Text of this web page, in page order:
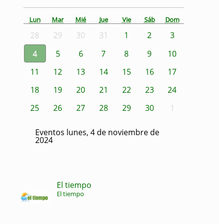
Lun Mar Mié Jue Vie Sáb Dom
28 29 30 31 1 2
3
4
5 6 7 8 9
10
11
12 13 14 15 16
17
18
19 20 21 22 23
24
25
26 27 28 29 30 1
Eventos lunes, 4 de noviembre de
2024
El tiempo
El tiempo